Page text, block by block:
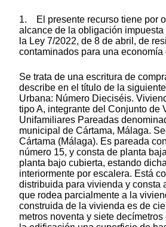
1. El presente recurso tiene por
alcance de la obligación
la Ley 7/2022, de 8 de abril, de
contaminados para una economía
Se trata de una escritura de
describe en el título de la
Urbana: Número Dieciséis.
tipo A, integrante del Conjunto de
Unifamiliares Pareadas
municipal de Cártama, Málaga.
Cártama (Málaga). Es pareada
número 15, y consta de planta
planta bajo cubierta, estando
interiormente por escalera. Está
distribuida para vivienda y consta
que rodea parcialmente a la
construida de la vivienda es de
metros noventa y siete